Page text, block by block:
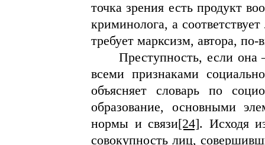
точка зрения есть продукт
криминолога, а
требует марксизм, автора,
Преступность, если она
всеми признаками
объясняет словарь по
образование, основными
нормы и связи[24]. Исходя
совокупность лиц,